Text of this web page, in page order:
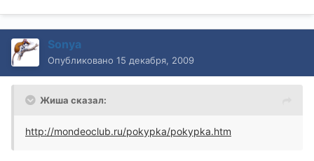
Sonya
Опубликовано 15 декабря, 2009
Жиша сказал:
http://mondeoclub.ru/pokypka/pokypka.htm